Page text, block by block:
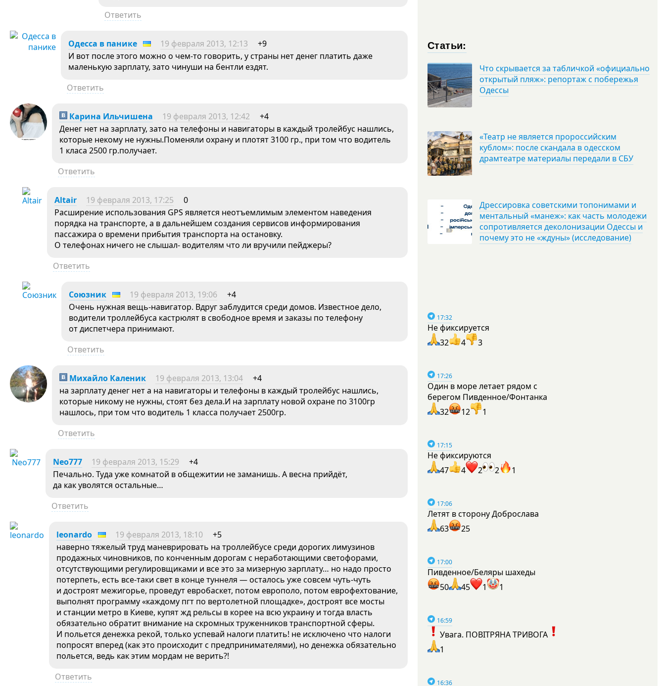
Ответить
Одесса в панике 19 февраля 2013, 12:13
+9
И вот после этого можно о чем-то говорить, у страны нет денег платить даже
маленькую зарплату, зато чинуши на бентли ездят.
Ответить
Карина Ильчишена 19 февраля 2013, 12:42
+4
Денег нет на зарплату, зато на телефоны и навигаторы в каждый тролейбус нашлись,
которые некому не нужны.Поменяли охрану и плотят 3100 гр., при том что водитель
1 класа 2500 гр.получает.
Ответить
Altair 19 февраля 2013, 17:25
0
Расширение использования GPS является неотъемлимым элементом наведения
порядка на транспорте, а в дальнейшем создания сервисов информирования
пассажира о времени прибытия транспорта на остановку.
О телефонах ничего не слышал- водителям что ли вручили пейджеры?
Ответить
Союзник 19 февраля 2013, 19:06
+4
Очень нужная вещь-навигатор. Вдруг заблудится среди домов. Известное дело,
водители троллейбуса кастрюлят в свободное время и заказы по телефону
от диспетчера принимают.
Ответить
Михайло Каленик 19 февраля 2013, 13:04
+4
на зарплату денег нет а на навигаторы и телефоны в каждый тролейбус нашлись,
которые никому не нужны, стоят без дела.И на зарплату новой охране по 3100гр
нашлось, при том что водитель 1 класса получает 2500гр.
Ответить
Neo777 19 февраля 2013, 15:29
+4
Печально. Туда уже комнатой в общежитии не заманишь. А весна прийдёт,
да как уволятся остальные…
Ответить
leonardo 19 февраля 2013, 18:10
+5
наверно тяжелый труд маневрировать на троллейбусе среди дорогих лимузинов
продажных чиновников, по конченным дорогам с неработающими светофорами,
отсутствующими регулировщиками и все это за мизерную зарплату… но надо просто
потерпеть, есть все-таки свет в конце туннеля — осталось уже совсем чуть-чуть
и достроят межигорье, проведут евробаскет, потом европоло, потом еврофехтование,
выполнят программу «каждому пгт по вертолетной площадке», достроят все мосты
и станции метро в Киеве, купят жд рельсы в корее на всю украину и тогда власть
обязательно обратит внимание на скромных труженников транспортной сферы.
И польется денежка рекой, только успевай налоги платить! не исключено что налоги
попросят вперед (как это происходит с предпринимателями), но денежка обязательно
польется, ведь как этим мордам не верить?!
Ответить
Статьи:
Что скрывается за табличкой «официально
открытый пляж»: репортаж с побережья
Одессы
«Театр не является пророссийским
кублом»: после скандала в одесском
драмтеатре материалы передали в СБУ
Дрессировка советскими топонимами и
ментальный «манеж»: как часть молодежи
сопротивляется деколонизации Одессы и
почему это не «ждуны» (исследование)
17:32
Не фиксируется
32
4 3
17:26
Один в море летает рядом с
берегом Пивденное/Фонтанка
32
12 1
17:15
Не фиксируются
47
4 2 2 1
17:06
Летят в сторону Доброслава
63
25
17:00
Пивденное/Беляры шахеды
50
45 1 1
16:59
Увага. ПОВІТРЯНА ТРИВОГА
1
16:36